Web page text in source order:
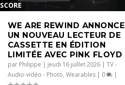
SCORE
WE ARE REWIND ANNONCE
UN NOUVEAU LECTEUR DE
CASSETTE EN ÉDITION
LIMITÉE AVEC PINK FLOYD
par Philippe | jeudi 16 juillet 2026| TV -
Audio-vidéo - Photo, Wearables| 0 |